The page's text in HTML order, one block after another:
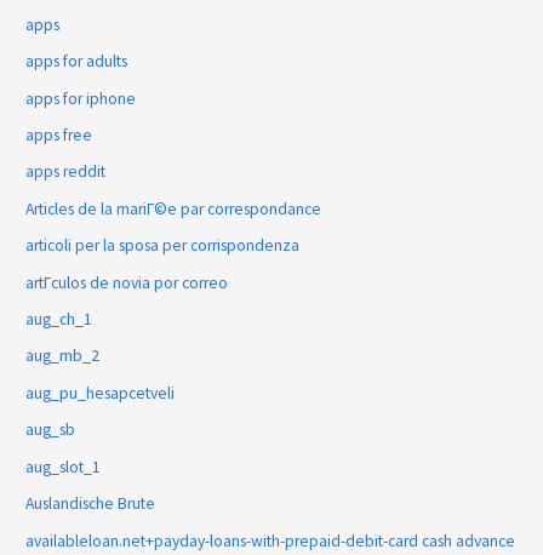
apps
apps for adults
apps for iphone
apps free
apps reddit
Articles de la mariГ©e par correspondance
articoli per la sposa per corrispondenza
artГ­culos de novia por correo
aug_ch_1
aug_mb_2
aug_pu_hesapcetveli
aug_sb
aug_slot_1
Auslandische Brute
availableloan.net+payday-loans-with-prepaid-debit-card cash advance